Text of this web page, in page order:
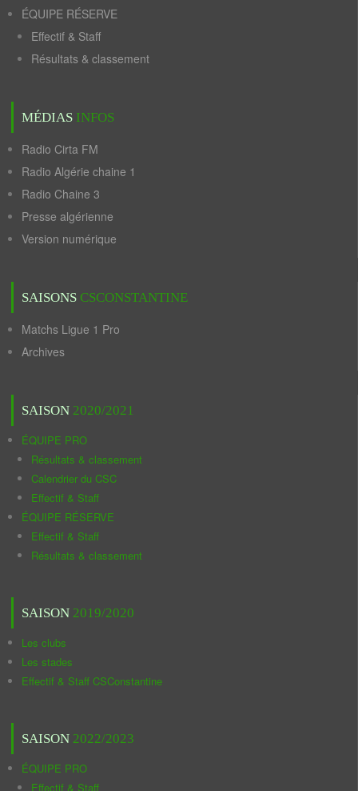
ÉQUIPE RÉSERVE
Effectif & Staff
Résultats & classement
MÉDIAS INFOS
Radio Cirta FM
Radio Algérie chaine 1
Radio Chaine 3
Presse algérienne
Version numérique
SAISONS CSCONSTANTINE
Matchs Ligue 1 Pro
Archives
SAISON 2020/2021
ÉQUIPE PRO
Résultats & classement
Calendrier du CSC
Effectif & Staff
ÉQUIPE RÉSERVE
Effectif & Staff
Résultats & classement
SAISON 2019/2020
Les clubs
Les stades
Effectif & Staff CSConstantine
SAISON 2022/2023
ÉQUIPE PRO
Effectif & Staff